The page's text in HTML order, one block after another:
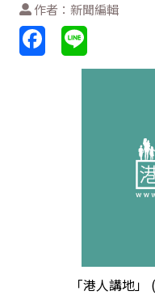
作者：新聞編輯
「港人講地